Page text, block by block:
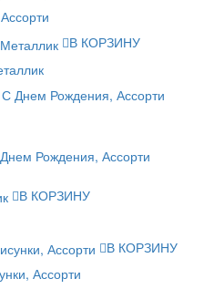
В КОРЗИНУ
Рождения, Ассорти
В КОРЗИНУ
В КОРЗИНУ
Ассорти